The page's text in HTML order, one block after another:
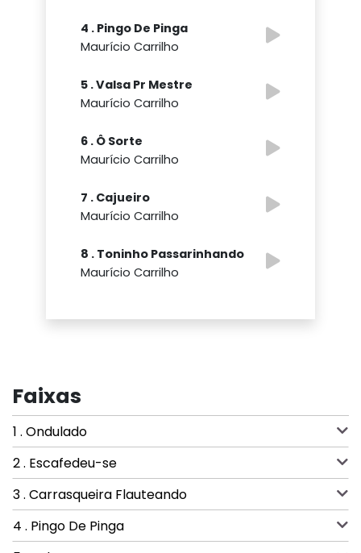
4 . Pingo De Pinga
Maurício Carrilho
5 . Valsa Pr Mestre
Maurício Carrilho
6 . Ô Sorte
Maurício Carrilho
7 . Cajueiro
Maurício Carrilho
8 . Toninho Passarinhando
Maurício Carrilho
Faixas
1 . Ondulado
2 . Escafedeu-se
3 . Carrasqueira Flauteando
4 . Pingo De Pinga